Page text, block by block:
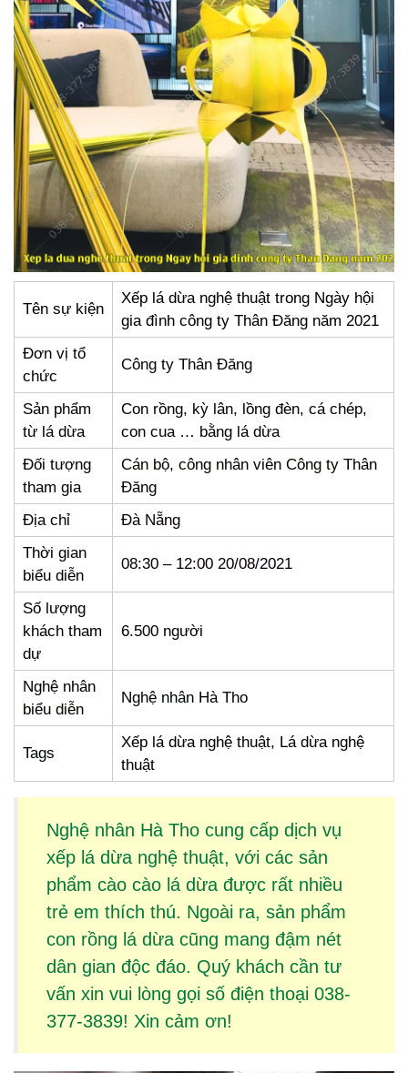
Tên sự kiện
Xếp lá dừa nghệ thuật trong Ngày hội
gia đình công ty Thân Đăng năm 2021
Đơn vị tổ
chức
Công ty Thân Đăng
Sản phẩm
từ lá dừa
Con rồng, kỳ lân, lồng đèn, cá chép,
con cua … bằng lá dừa
Đối tượng
tham gia
Cán bộ, công nhân viên Công ty Thân
Đăng
Địa chỉ
Đà Nẵng
Thời gian
biểu diễn
08:30 – 12:00 20/08/2021
Số lượng
khách tham
dự
6.500 người
Nghệ nhân
biểu diễn
Nghệ nhân Hà Tho
Tags
Xếp lá dừa nghệ thuật, Lá dừa nghệ
thuật
Nghệ nhân Hà Tho cung cấp dịch vụ
xếp lá dừanghệ thuật, với các sản
phẩm cào cào lá dừađược rất nhiều
trẻ em thích thú. Ngoài ra, sản phẩm
con rồng lá dừacũng mang đậm nét
dân gian độc đáo. Quý khách cần tư
vấn xin vui lòng gọi số điện thoại 038-
377-3839! Xin cảm ơn!